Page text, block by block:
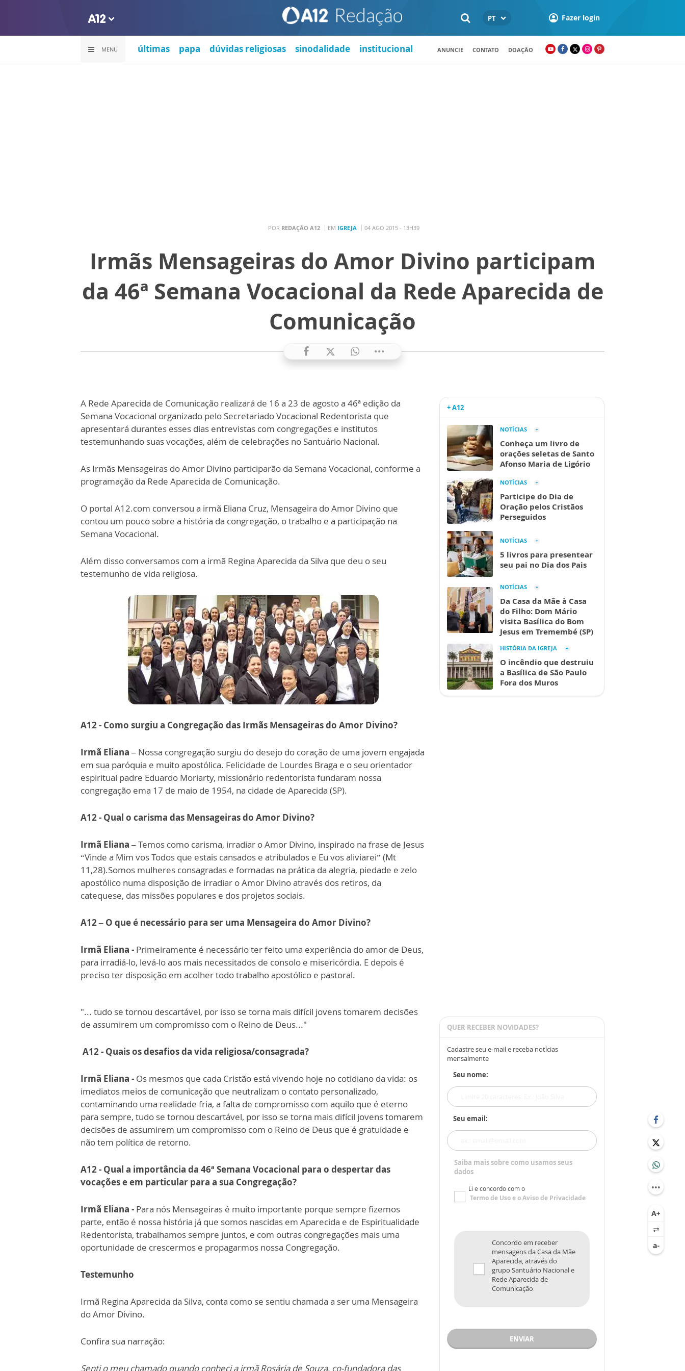
PT Fazer login
MENU últimas papa dúvidas religiosas sinodalidade institucional ANUNCIE CONTATO DOAÇÃO
POR REDAÇÃO A12 EM IGREJA 04 AGO 2015 - 13H39
Irmãs Mensageiras do Amor Divino participam
da 46ª Semana Vocacional da Rede Aparecida de
Comunicação
A Rede Aparecida de Comunicação realizará de 16 a 23 de agosto a 46ª edição da
Semana Vocacional organizado pelo Secretariado Vocacional Redentorista que
apresentará durantes esses dias entrevistas com congregações e institutos
testemunhando suas vocações, além de celebrações no Santuário Nacional.
As Irmãs Mensageiras do Amor Divino participarão da Semana Vocacional, conforme a
programação da Rede Aparecida de Comunicação.
O portal A12.com conversou a irmã Eliana Cruz, Mensageira do Amor Divino que
contou um pouco sobre a história da congregação, o trabalho e a participação na
Semana Vocacional.
Além disso conversamos com a irmã Regina Aparecida da Silva que deu o seu
testemunho de vida religiosa.
A12 - Como surgiu a Congregação das Irmãs Mensageiras do Amor Divino?
Irmã Eliana – Nossa congregação surgiu do desejo do coração de uma jovem engajada
em sua paróquia e muito apostólica. Felicidade de Lourdes Braga e o seu orientador
espiritual padre Eduardo Moriarty, missionário redentorista fundaram nossa
congregação ema 17 de maio de 1954, na cidade de Aparecida (SP).
A12 - Qual o carisma das Mensageiras do Amor Divino?
Irmã Eliana –Temos como carisma, irradiar o Amor Divino, inspirado na frase de Jesus
“Vinde a Mim vos Todos que estais cansados e atribulados e Eu vos aliviarei” (Mt
11,28).Somos mulheres consagradas e formadas na prática da alegria, piedade e zelo
apostólico numa disposição de irradiar o Amor Divino através dos retiros, da
catequese, das missões populares e dos projetos sociais.
A12 – O que é necessário para ser uma Mensageira do Amor Divino?
Irmã Eliana - Primeiramente é necessário ter feito uma experiência do amor de Deus,
para irradiá-lo, levá-lo aos mais necessitados de consolo e misericórdia. E depois é
preciso ter disposição em acolher todo trabalho apostólico e pastoral.
"... tudo se tornou descartável, por isso se torna mais difícil jovens tomarem decisões
de assumirem um compromisso com o Reino de Deus..."
A12 - Quais os desafios da vida religiosa/consagrada?
Irmã Eliana - Os mesmos que cada Cristão está vivendo hoje no cotidiano da vida: os
imediatos meios de comunicação que neutralizam o contato personalizado,
contaminando uma realidade fria, a falta de compromisso com aquilo que é eterno
para sempre, tudo se tornou descartável, por isso se torna mais difícil jovens tomarem
decisões de assumirem um compromisso com o Reino de Deus que é gratuidade e
não tem política de retorno.
A12 - Qual a importância da 46ª Semana Vocacional para o despertar das
vocações e em particular para a sua Congregação?
Irmã Eliana - Para nós Mensageiras é muito importante porque sempre fizemos
parte, então é nossa história já que somos nascidas em Aparecida e de Espiritualidade
Redentorista, trabalhamos sempre juntos, e com outras congregações mais uma
oportunidade de crescermos e propagarmos nossa Congregação.
Testemunho
Irmã Regina Aparecida da Silva, conta como se sentiu chamada a ser uma Mensageira
do Amor Divino.
Confira sua narração:
Senti o meu chamado quando conheci a irmã Rosária de Souza, co-fundadora das
+ A12
NOTÍCIAS
Conheça um livro de
orações seletas de Santo
Afonso Maria de Ligório
NOTÍCIAS
Participe do Dia de
Oração pelos Cristãos
Perseguidos
NOTÍCIAS
5 livros para presentear
seu pai no Dia dos Pais
NOTÍCIAS
Da Casa da Mãe à Casa
do Filho: Dom Mário
visita Basílica do Bom
Jesus em Tremembé (SP)
HISTÓRIA DA IGREJA
O incêndio que destruiu
a Basílica de São Paulo
Fora dos Muros
QUER RECEBER NOVIDADES?
Cadastre seu e-mail e receba notícias
mensalmente
Seu nome:
Seu email:
Saiba mais sobre como usamos seus
dados
Li e concordo com o
Termo de Usoe oAviso de Privacidade
Concordo em receber
mensagens da Casa da Mãe
Aparecida, através do
grupo Santuário Nacional e
Rede Aparecida de
Comunicação
ENVIAR